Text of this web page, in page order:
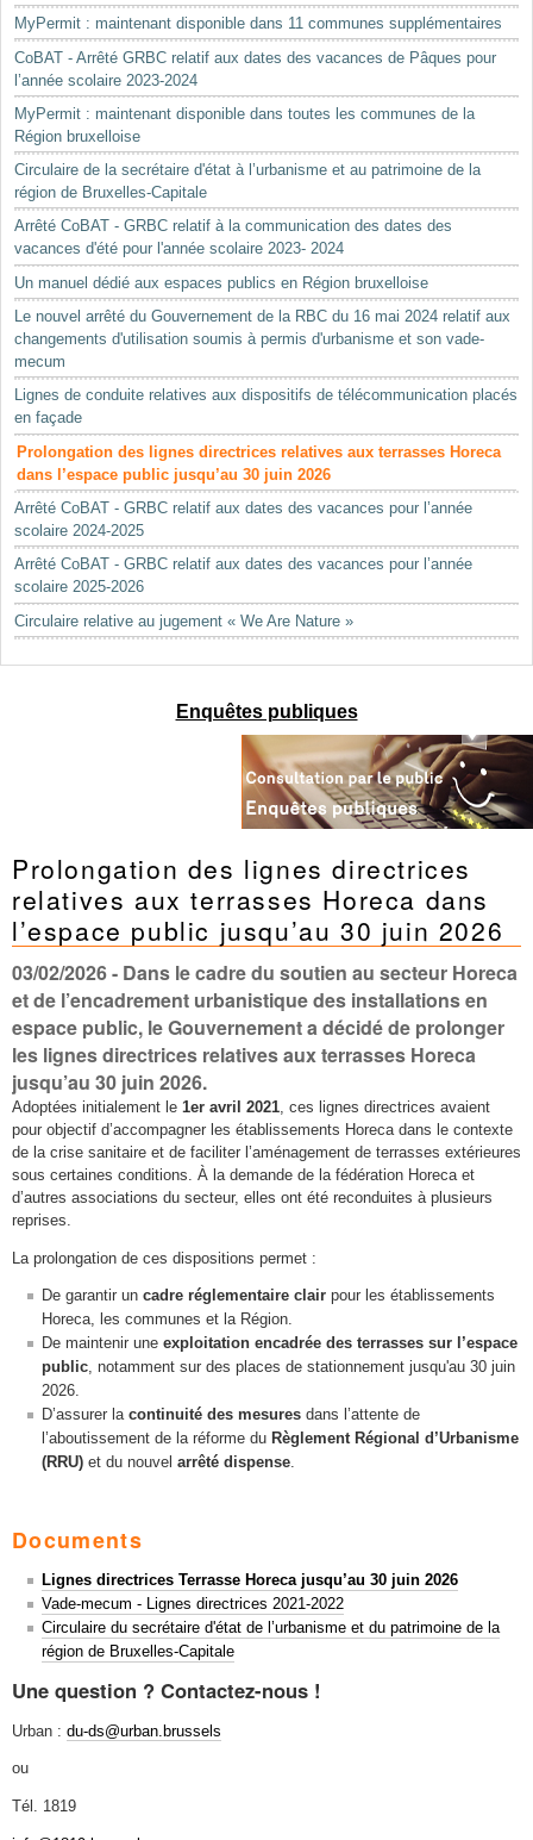
MyPermit : maintenant disponible dans 11 communes supplémentaires
CoBAT - Arrêté GRBC relatif aux dates des vacances de Pâques pour
l’année scolaire 2023-2024
MyPermit : maintenant disponible dans toutes les communes de la
Région bruxelloise
Circulaire de la secrétaire d'état à l’urbanisme et au patrimoine de la
région de Bruxelles-Capitale
Arrêté CoBAT - GRBC relatif à la communication des dates des
vacances d'été pour l'année scolaire 2023- 2024
Un manuel dédié aux espaces publics en Région bruxelloise
Le nouvel arrêté du Gouvernement de la RBC du 16 mai 2024 relatif aux
changements d'utilisation soumis à permis d'urbanisme et son vade-
mecum
Lignes de conduite relatives aux dispositifs de télécommunication placés
en façade
Prolongation des lignes directrices relatives aux terrasses Horeca
dans l’espace public jusqu’au 30 juin 2026
Arrêté CoBAT - GRBC relatif aux dates des vacances pour l’année
scolaire 2024-2025
Arrêté CoBAT - GRBC relatif aux dates des vacances pour l’année
scolaire 2025-2026
Circulaire relative au jugement « We Are Nature »
Enquêtes publiques
Prolongation des lignes directrices
relatives aux terrasses Horeca dans
l’espace public jusqu’au 30 juin 2026
03/02/2026- Dans le cadre du soutien au secteur Horeca
et de l’encadrement urbanistique des installations en
espace public, le Gouvernement a décidé de prolonger
les lignes directrices relatives aux terrasses Horeca
jusqu’au 30 juin 2026.
Adoptées initialement le 1er avril 2021 , ces lignes directrices avaient
pour objectif d’accompagner les établissements Horeca dans le contexte
de la crise sanitaire et de faciliter l’aménagement de terrasses extérieures
sous certaines conditions. À la demande de la fédération Horeca et
d’autres associations du secteur, elles ont été reconduites à plusieurs
reprises.
La prolongation de ces dispositions permet :
De garantir un cadre réglementaire clair pour les établissements
Horeca, les communes et la Région.
De maintenir une exploitation encadrée des terrasses sur l’espace
public, notamment sur des places de stationnement jusqu'au 30 juin
2026.
D’assurer la continuité des mesures dans l’attente de
l’aboutissement de la réforme du Règlement Régional d’Urbanisme
(RRU) et du nouvel arrêté dispense.
Documents
Lignes directrices Terrasse Horeca jusqu’au 30 juin 2026
Vade-mecum - Lignes directrices 2021-2022
Circulaire du secrétaire d'état de l’urbanisme et du patrimoine de la
région de Bruxelles-Capitale
Une question ? Contactez-nous !
Urban : du-ds@urban.brussels
ou
Tél. 1819